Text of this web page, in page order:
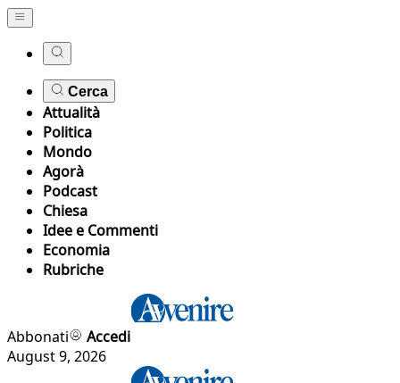
Cerca
Attualità
Politica
Mondo
Agorà
Podcast
Chiesa
Idee e Commenti
Economia
Rubriche
Abbonati
Accedi
August 9, 2026